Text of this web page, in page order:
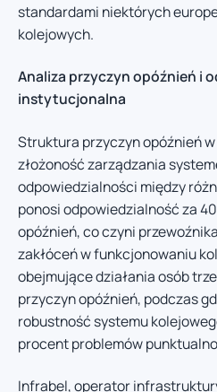
standardami niektórych
kolejowych.
Analiza przyczyn opóźnień i
instytucjonalna
Struktura przyczyn opóźnień
złożoność zarządzania
odpowiedzialności między
ponosi odpowiedzialność za
opóźnień, co czyni
zakłóceń w funkcjonowaniu
obejmujące działania osób
przyczyn opóźnień, podczas
robustność systemu
procent problemów
Infrabel, operator